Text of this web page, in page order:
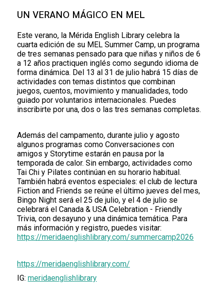
UN VERANO MÁGICO EN MEL
Este verano, la Mérida English Library celebra la
cuarta edición de su MEL Summer Camp, un programa
de tres semanas pensado para que niñas y niños de 6
a 12 años practiquen inglés como segundo idioma de
forma dinámica. Del 13 al 31 de julio habrá 15 días de
actividades con temas distintos que combinan
juegos, cuentos, movimiento y manualidades, todo
guiado por voluntarios internacionales. Puedes
inscribirte por una, dos o las tres semanas completas.
Además del campamento, durante julio y agosto
algunos programas como Conversaciones con
amigos y Storytime estarán en pausa por la
temporada de calor. Sin embargo, actividades como
Tai Chi y Pilates continúan en su horario habitual.
También habrá eventos especiales: el club de lectura
Fiction and Friends se reúne el último jueves del mes,
Bingo Night será el 25 de julio, y el 4 de julio se
celebrará el Canada & USA Celebration - Friendly
Trivia, con desayuno y una dinámica temática. Para
más información y registro, puedes visitar:
https://meridaenglishlibrary.com/summercamp2026
https://meridaenglishlibrary.com/
IG: meridaenglishlibrary